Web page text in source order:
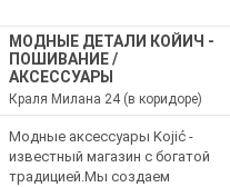
МОДНЫЕ ДЕТАЛИ КОЙИЧ -
ПОШИВАНИЕ /
АКСЕССУАРЫ
Краля Милана 24 (в коридоре)
Модные аксессуары Kojić -
известный магазин с богатой
традицией.Мы создаем